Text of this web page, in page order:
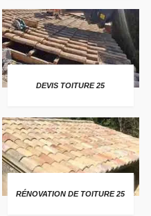
DEVIS TOITURE 25
RÉNOVATION DE TOITURE 25